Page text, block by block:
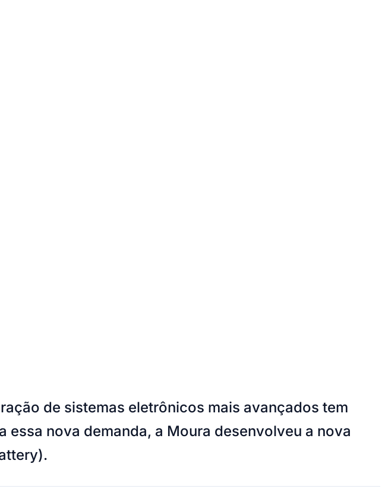
Antônio ZanagaMathiensenCariobinha ZanagaFraronJardim PaulistanoQuilombo
de sistemas eletrônicos mais avançados tem
nova demanda, a Moura desenvolveu a nova